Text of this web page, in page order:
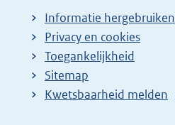
Informatie hergebruiken
Privacy en cookies
Toegankelijkheid
Sitemap
E
Kwetsbaarheid melden